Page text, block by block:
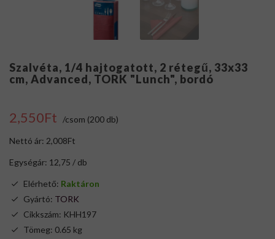
Szalvéta, 1/4 hajtogatott, 2 rétegű, 33x33
cm, Advanced, TORK "Lunch", bordó
2,550Ft /csom (200 db)
Nettó ár: 2,008Ft
Egységár: 12,75 / db
Elérhető: Raktáron
Gyártó: TORK
Cikkszám: KHH197
Tömeg: 0.65 kg